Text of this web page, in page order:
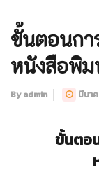
ขั้นตอนกา
หนังสือพิม
By admin มีนา
ขั้นตอ